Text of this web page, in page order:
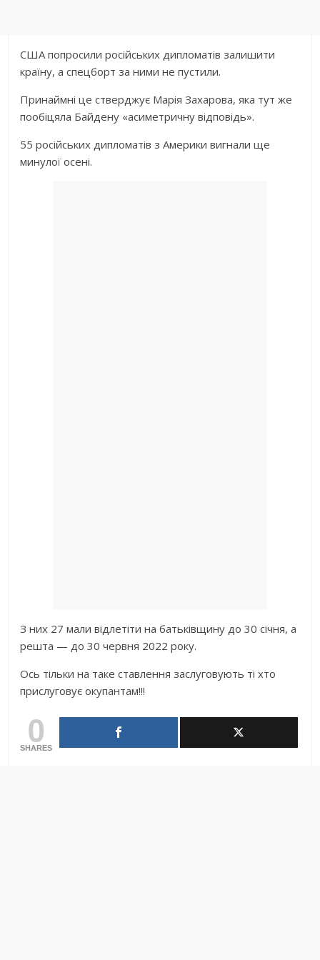
США попросили російських дипломатів залишити
країну, а спецборт за ними не пустили.
Принаймні це стверджує Марія Захарова, яка тут же
пообіцяла Байдену «асиметричну відповідь».
55 російських дипломатів з Америки вигнали ще
минулої осені.
З них 27 мали відлетіти на батьківщину до 30 січня, а
решта — до 30 червня 2022 року.
Ось тільки на таке ставлення заслуговують ті хто
прислуговує окупантам!!!
0
SHARES